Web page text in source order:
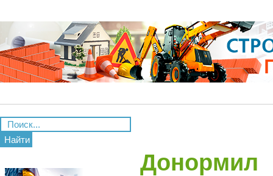
Найти
Донормил